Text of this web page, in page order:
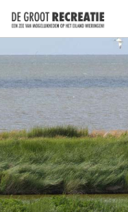
ACTIVITEITEN
ARRANGEMENTEN
ACCOMMODATIES
DIVERSEN
BOEK NU
CONTACT